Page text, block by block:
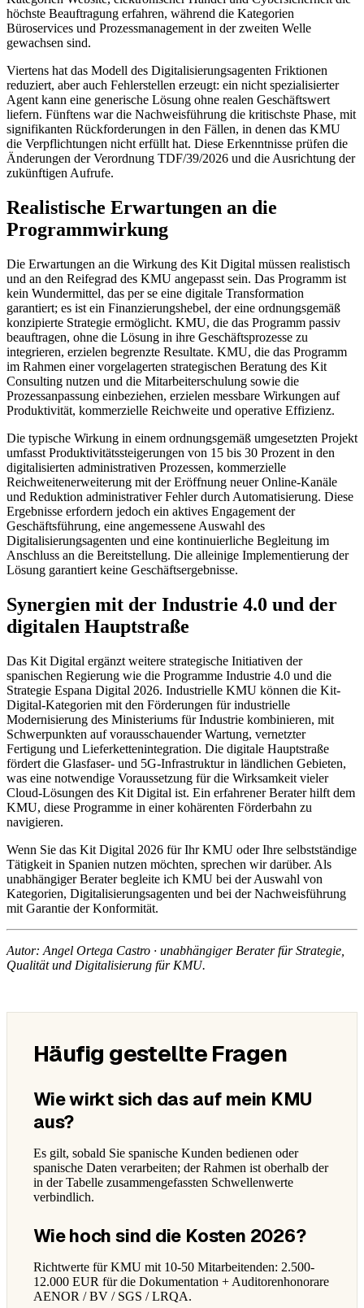
höchste Beauftragung erfahren, während die Kategorien
Büroservices und Prozessmanagement in der zweiten Welle
gewachsen sind.
Viertens hat das Modell des Digitalisierungsagenten Friktionen
reduziert, aber auch Fehlerstellen erzeugt: ein nicht spezialisierter
Agent kann eine generische Lösung ohne realen Geschäftswert
liefern. Fünftens war die Nachweisführung die kritischste Phase, mit
signifikanten Rückforderungen in den Fällen, in denen das KMU
die Verpflichtungen nicht erfüllt hat. Diese Erkenntnisse prüfen die
Änderungen der Verordnung TDF/39/2026 und die Ausrichtung der
zukünftigen Aufrufe.
Realistische Erwartungen an die
Programmwirkung
Die Erwartungen an die Wirkung des Kit Digital müssen realistisch
und an den Reifegrad des KMU angepasst sein. Das Programm ist
kein Wundermittel, das per se eine digitale Transformation
garantiert; es ist ein Finanzierungshebel, der eine ordnungsgemäß
konzipierte Strategie ermöglicht. KMU, die das Programm passiv
beauftragen, ohne die Lösung in ihre Geschäftsprozesse zu
integrieren, erzielen begrenzte Resultate. KMU, die das Programm
im Rahmen einer vorgelagerten strategischen Beratung des Kit
Consulting nutzen und die Mitarbeiterschulung sowie die
Prozessanpassung einbeziehen, erzielen messbare Wirkungen auf
Produktivität, kommerzielle Reichweite und operative Effizienz.
Die typische Wirkung in einem ordnungsgemäß umgesetzten Projekt
umfasst Produktivitätssteigerungen von 15 bis 30 Prozent in den
digitalisierten administrativen Prozessen, kommerzielle
Reichweitenerweiterung mit der Eröffnung neuer Online-Kanäle
und Reduktion administrativer Fehler durch Automatisierung. Diese
Ergebnisse erfordern jedoch ein aktives Engagement der
Geschäftsführung, eine angemessene Auswahl des
Digitalisierungsagenten und eine kontinuierliche Begleitung im
Anschluss an die Bereitstellung. Die alleinige Implementierung der
Lösung garantiert keine Geschäftsergebnisse.
Synergien mit der Industrie 4.0 und der
digitalen Hauptstraße
Das Kit Digital ergänzt weitere strategische Initiativen der
spanischen Regierung wie die Programme Industrie 4.0 und die
Strategie Espana Digital 2026. Industrielle KMU können die Kit-
Digital-Kategorien mit den Förderungen für industrielle
Modernisierung des Ministeriums für Industrie kombinieren, mit
Schwerpunkten auf vorausschauender Wartung, vernetzter
Fertigung und Lieferkettenintegration. Die digitale Hauptstraße
fördert die Glasfaser- und 5G-Infrastruktur in ländlichen Gebieten,
was eine notwendige Voraussetzung für die Wirksamkeit vieler
Cloud-Lösungen des Kit Digital ist. Ein erfahrener Berater hilft dem
KMU, diese Programme in einer kohärenten Förderbahn zu
navigieren.
Wenn Sie das Kit Digital 2026 für Ihr KMU oder Ihre selbstständige
Tätigkeit in Spanien nutzen möchten, sprechen wir darüber. Als
unabhängiger Berater begleite ich KMU bei der Auswahl von
Kategorien, Digitalisierungsagenten und bei der Nachweisführung
mit Garantie der Konformität.
Autor: Angel Ortega Castro · unabhängiger Berater für Strategie,
Qualität und Digitalisierung für KMU.
Häufig gestellte Fragen
Wie wirkt sich das auf mein KMU
aus?
Es gilt, sobald Sie spanische Kunden bedienen oder
spanische Daten verarbeiten; der Rahmen ist oberhalb der
in der Tabelle zusammengefassten Schwellenwerte
verbindlich.
Wie hoch sind die Kosten 2026?
Richtwerte für KMU mit 10-50 Mitarbeitenden: 2.500-
12.000 EUR für die Dokumentation + Auditorenhonorare
AENOR / BV / SGS / LRQA.